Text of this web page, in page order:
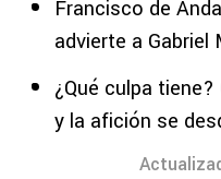
Francisco de
advierte a
¿Qué culpa
y la afición se